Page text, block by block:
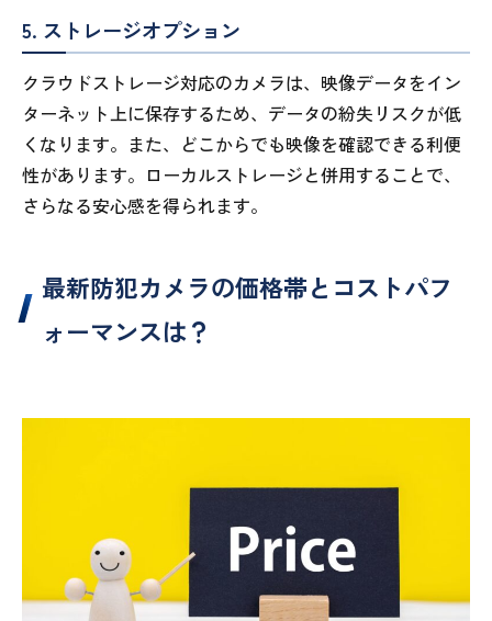
5. ストレージオプション
クラウドストレージ対応のカメラは、映像データをイン
ターネット上に保存するため、データの紛失リスクが低
くなります。また、どこからでも映像を確認できる利便
性があります。ローカルストレージと併用することで、
さらなる安心感を得られます。
最新防犯カメラの価格帯とコストパフ
ォーマンスは？